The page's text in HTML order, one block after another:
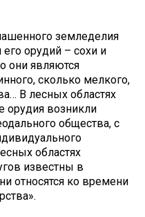
земледелия
его орудий – сохи и
они являются
сколько мелкого,
В лесных областях
орудия возникли
общества, с
областях
известны в
относятся ко времени